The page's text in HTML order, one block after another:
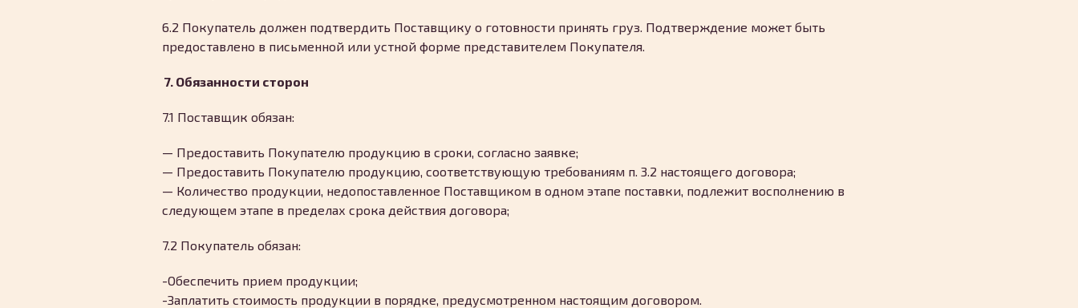
6.2 Покупатель должен подтвердить Поставщику о готовности принять груз. Подтверждение может быть
предоставлено в письменной или устной форме представителем Покупателя.
7. Обязанности сторон
7.1 Поставщик обязан:
— Предоставить Покупателю продукцию в сроки, согласно заявке;
— Предоставить Покупателю продукцию, соответствующую требованиям п. 3.2 настоящего договора;
— Количество продукции, недопоставленное Поставщиком в одном этапе поставки, подлежит восполнению в
следующем этапе в пределах срока действия договора;
7.2 Покупатель обязан:
-Обеспечить прием продукции;
-Заплатить стоимость продукции в порядке, предусмотренном настоящим договором.